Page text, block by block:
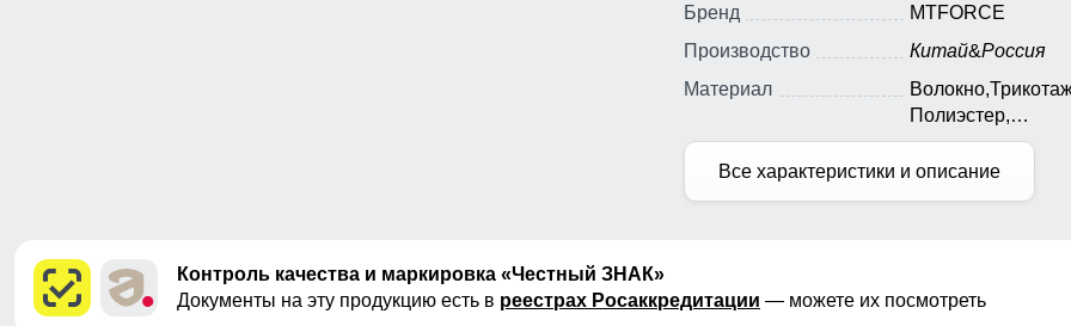
Бренд
MTFORCE
Производство
Китай&Россия
Материал
Полиэстер,
Экологичные
материалы;
Все характеристики и описание
Контроль качества и маркировка «Честный ЗНАК»
Документы на эту продукцию есть в реестрах Росаккредитации — можете их посмотреть